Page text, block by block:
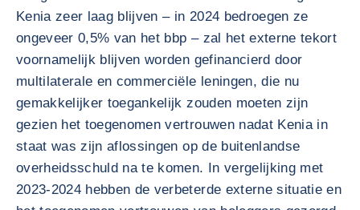
Kenia zeer laag blijven – in 2024 bedroegen ze
ongeveer 0,5% van het bbp – zal het externe tekort
voornamelijk blijven worden gefinancierd door
multilaterale en commerciële leningen, die nu
gemakkelijker toegankelijk zouden moeten zijn
gezien het toegenomen vertrouwen nadat Kenia in
staat was zijn aflossingen op de buitenlandse
overheidsschuld na te komen. In vergelijking met
2023-2024 hebben de verbeterde externe situatie en